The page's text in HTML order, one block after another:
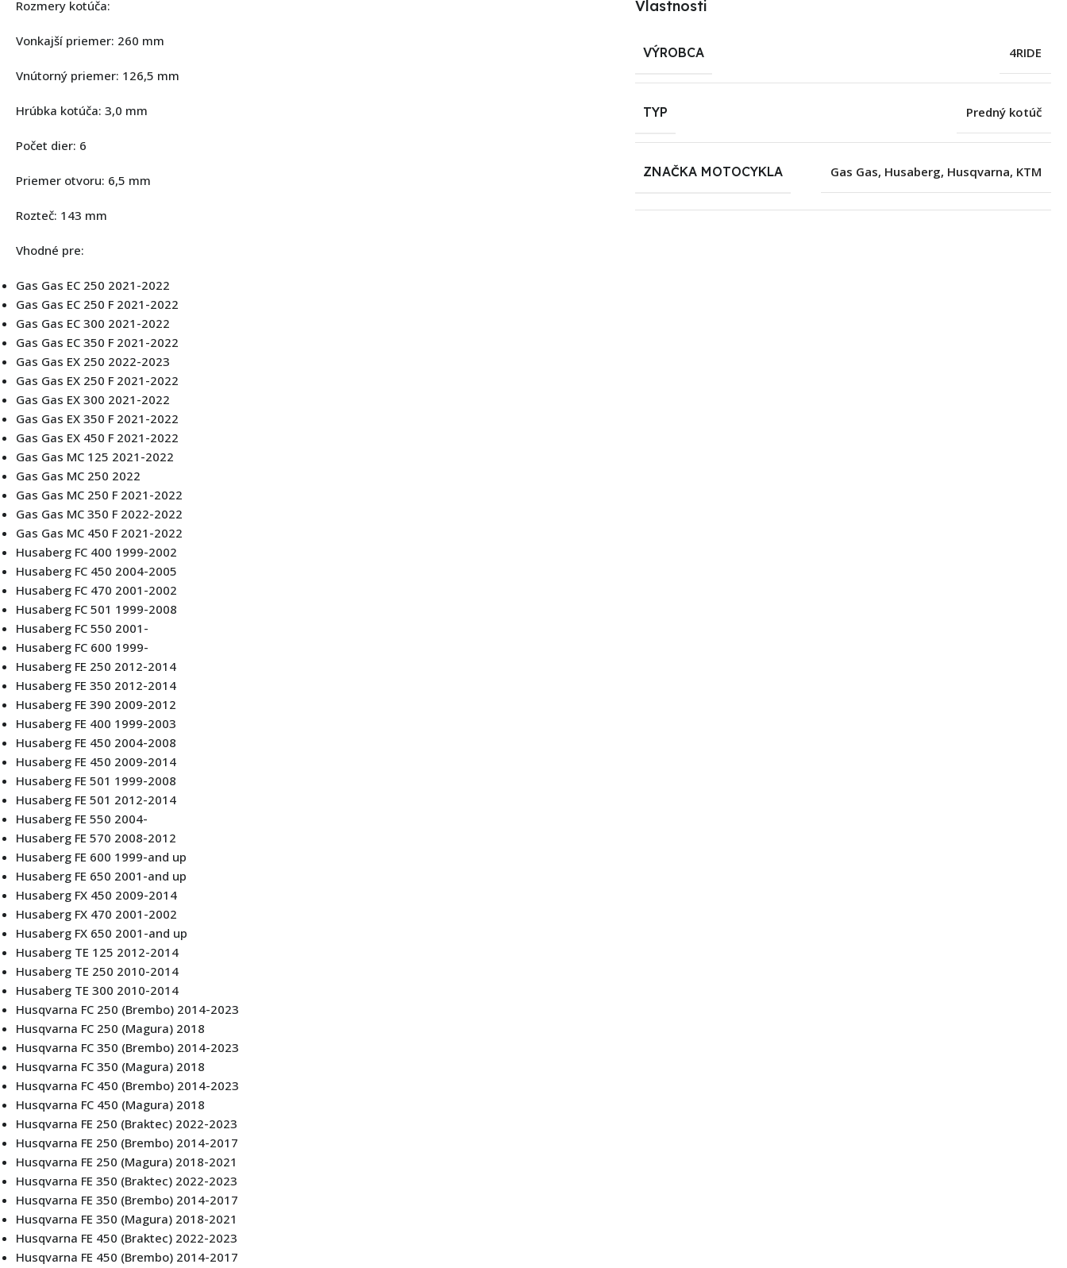
Rozmery kotúča:
Vonkajší priemer: 260 mm
Vnútorný priemer: 126,5 mm
Hrúbka kotúča: 3,0 mm
Počet dier: 6
Priemer otvoru: 6,5 mm
Rozteč: 143 mm
Vhodné pre:
Gas Gas EC 250 2021-2022
Gas Gas EC 250 F 2021-2022
Gas Gas EC 300 2021-2022
Gas Gas EC 350 F 2021-2022
Gas Gas EX 250 2022-2023
Gas Gas EX 250 F 2021-2022
Gas Gas EX 300 2021-2022
Gas Gas EX 350 F 2021-2022
Gas Gas EX 450 F 2021-2022
Gas Gas MC 125 2021-2022
Gas Gas MC 250 2022
Gas Gas MC 250 F 2021-2022
Gas Gas MC 350 F 2022-2022
Gas Gas MC 450 F 2021-2022
Husaberg FC 400 1999-2002
Husaberg FC 450 2004-2005
Husaberg FC 470 2001-2002
Husaberg FC 501 1999-2008
Husaberg FC 550 2001-
Husaberg FC 600 1999-
Husaberg FE 250 2012-2014
Husaberg FE 350 2012-2014
Husaberg FE 390 2009-2012
Husaberg FE 400 1999-2003
Husaberg FE 450 2004-2008
Husaberg FE 450 2009-2014
Husaberg FE 501 1999-2008
Husaberg FE 501 2012-2014
Husaberg FE 550 2004-
Husaberg FE 570 2008-2012
Husaberg FE 600 1999-and up
Husaberg FE 650 2001-and up
Husaberg FX 450 2009-2014
Husaberg FX 470 2001-2002
Husaberg FX 650 2001-and up
Husaberg TE 125 2012-2014
Husaberg TE 250 2010-2014
Husaberg TE 300 2010-2014
Husqvarna FC 250 (Brembo) 2014-2023
Husqvarna FC 250 (Magura) 2018
Husqvarna FC 350 (Brembo) 2014-2023
Husqvarna FC 350 (Magura) 2018
Husqvarna FC 450 (Brembo) 2014-2023
Husqvarna FC 450 (Magura) 2018
Husqvarna FE 250 (Braktec) 2022-2023
Husqvarna FE 250 (Brembo) 2014-2017
Husqvarna FE 250 (Magura) 2018-2021
Husqvarna FE 350 (Braktec) 2022-2023
Husqvarna FE 350 (Brembo) 2014-2017
Husqvarna FE 350 (Magura) 2018-2021
Husqvarna FE 450 (Braktec) 2022-2023
Husqvarna FE 450 (Brembo) 2014-2017
Vlastnosti
VÝROBCA 4RIDE
TYP Predný kotúč
ZNAČKA MOTOCYKLA Gas Gas, Husaberg, Husqvarna, KTM